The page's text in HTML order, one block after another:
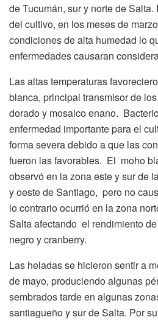
de Tucumán, sur y norte de
del cultivo, en los meses de
condiciones de alta humedad lo
enfermedades causaran
Las altas temperaturas
blanca, principal transmisor de
dorado y mosaico enano.
enfermedad importante para el
forma severa debido a que las
fueron las favorables. El moho
observó en la zona este y sur de
y oeste de Santiago, pero no
lo contrario ocurrió en la zona
Salta afectando el rendimiento
negro y cranberry.
Las heladas se hicieron sentir a
de mayo, produciendo algunas
sembrados tarde en algunas
santiagueño y sur de Salta. Por